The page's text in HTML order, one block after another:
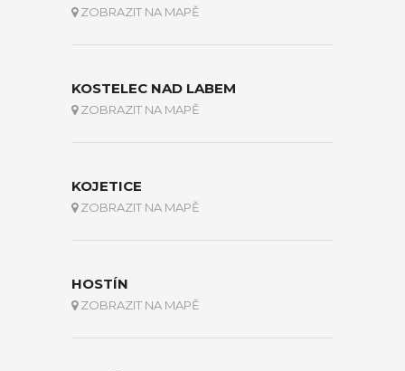
ZOBRAZIT NA MAPĚ
KOSTELEC NAD LABEM
ZOBRAZIT NA MAPĚ
KOJETICE
ZOBRAZIT NA MAPĚ
HOSTÍN
ZOBRAZIT NA MAPĚ